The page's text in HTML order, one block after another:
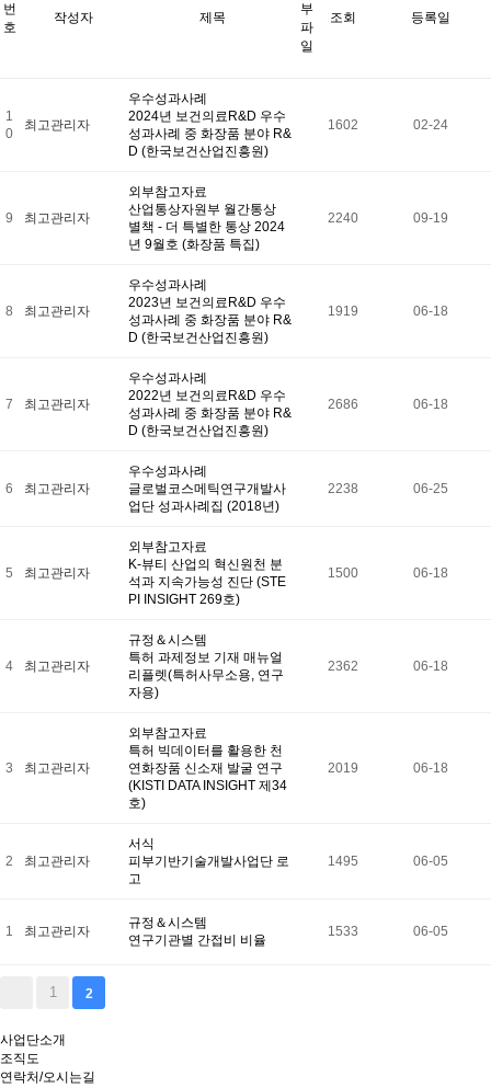
번
호
작성자 제목
부
파
일
조회 등록일
1
0
최고관리자
우수성과사례
2024년 보건의료R&D 우수
성과사례 중 화장품 분야 R&
D (한국보건산업진흥원)
1602 02-24
9 최고관리자
외부참고자료
산업통상자원부 월간통상
별책 - 더 특별한 통상 2024
년 9월호 (화장품 특집)
2240 09-19
8 최고관리자
우수성과사례
2023년 보건의료R&D 우수
성과사례 중 화장품 분야 R&
D (한국보건산업진흥원)
1919 06-18
7 최고관리자
우수성과사례
2022년 보건의료R&D 우수
성과사례 중 화장품 분야 R&
D (한국보건산업진흥원)
2686 06-18
6 최고관리자
우수성과사례
글로벌코스메틱연구개발사
업단 성과사례집 (2018년)
2238 06-25
5 최고관리자
외부참고자료
K-뷰티 산업의 혁신원천 분
석과 지속가능성 진단 (STE
PI INSIGHT 269호)
1500 06-18
4 최고관리자
규정＆시스템
특허 과제정보 기재 매뉴얼
리플렛(특허사무소용, 연구
자용)
2362 06-18
3 최고관리자
외부참고자료
특허 빅데이터를 활용한 천
연화장품 신소재 발굴 연구
(KISTI DATA INSIGHT 제34
호)
2019 06-18
2 최고관리자
서식
피부기반기술개발사업단 로
고
1495 06-05
1 최고관리자
규정＆시스템
연구기관별 간접비 비율
1533 06-05
1 2
사업단소개
조직도
연락처/오시는길